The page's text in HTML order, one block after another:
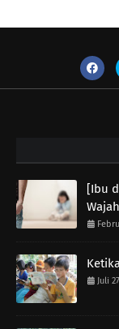
[Ibu
Juli